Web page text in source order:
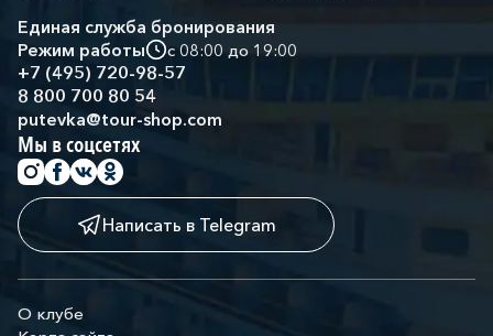
Единая служба бронирования
Режим работы
с 08:00 до 19:00
+7 (495) 720-98-57
8 800 700 80 54
putevka@tour-shop.com
Мы в соцсетях
Написать в Telegram
О клубе